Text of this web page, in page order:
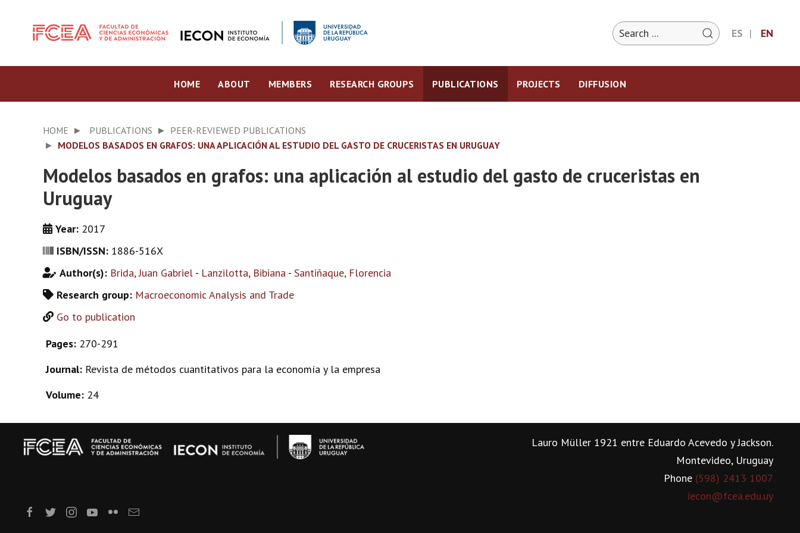
ES EN
HOME ABOUT MEMBERS RESEARCH GROUPS PUBLICATIONS PROJECTS DIFFUSION
HOME PUBLICATIONS
PEER-REVIEWED PUBLICATIONS
MODELOS BASADOS EN GRAFOS: UNA APLICACIÓN AL ESTUDIO DEL GASTO DE CRUCERISTAS EN URUGUAY
Modelos basados en grafos: una aplicación al estudio del gasto de cruceristas en
Uruguay
Year: 2017
ISBN/ISSN: 1886-516X
Author(s): Brida, Juan Gabriel - Lanzilotta, Bibiana - Santiñaque, Florencia
Research group: Macroeconomic Analysis and Trade
Go to publication
Pages: 270-291
Journal: Revista de métodos cuantitativos para la economía y la empresa
Volume: 24
Lauro Müller 1921 entre Eduardo Acevedo y Jackson.
Montevideo, Uruguay
Phone (598) 2413 1007
iecon@fcea.edu.uy